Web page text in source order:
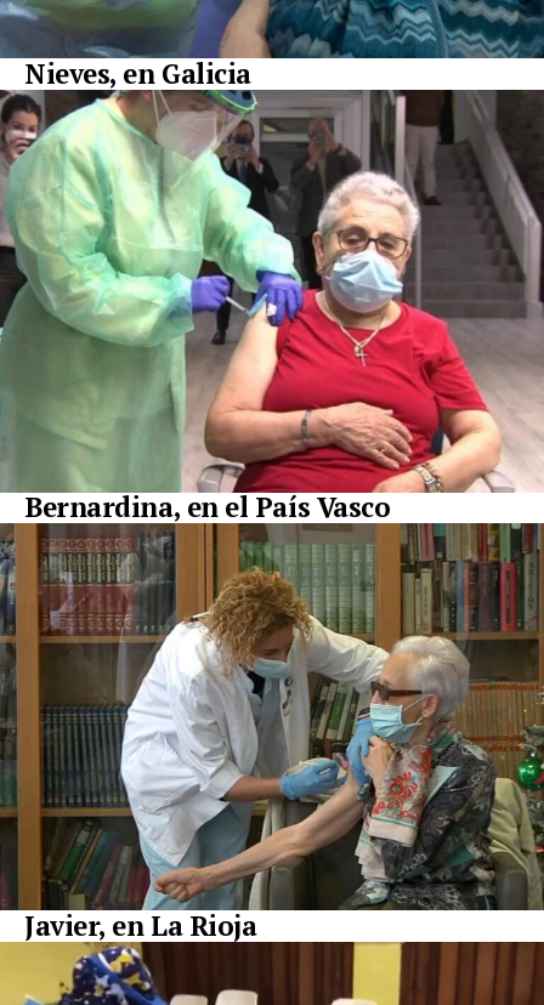
Nieves, en Galicia
Bernardina, en el País Vasco
Javier, en La Rioja